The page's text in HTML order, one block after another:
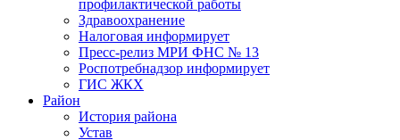
профилактической работы
Здравоохранение
Налоговая информирует
Пресс-релиз МРИ ФНС № 13
Роспотребнадзор информирует
ГИС ЖКХ
Район
История района
Устав